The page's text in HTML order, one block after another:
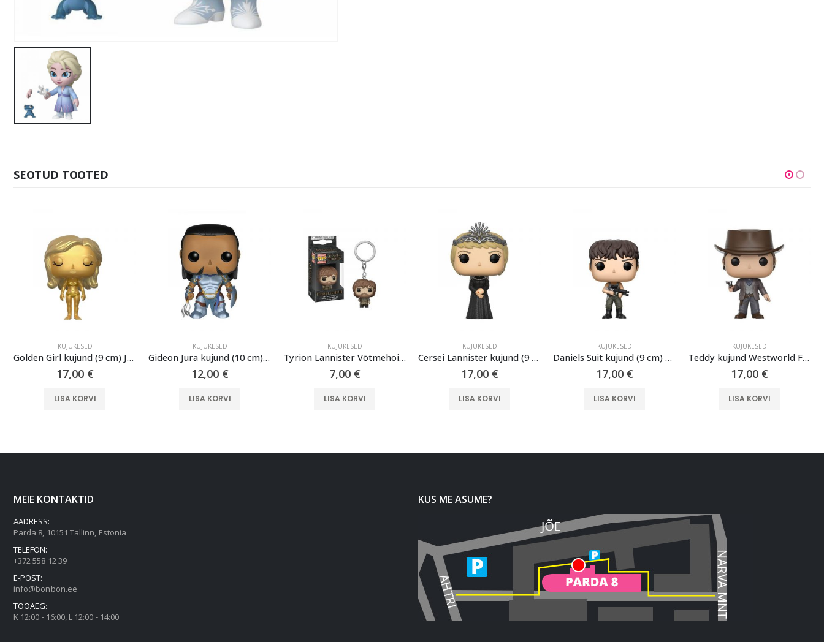
SEOTUD TOOTED
KUJUKESED
Golden Girl kujund (9 cm) James Bond Funko POP!
17,00 €
LISA KORVI
KUJUKESED
Gideon Jura kujund (10 cm) Magic the Gathering Funko POP!
12,00 €
LISA KORVI
KUJUKESED
Tyrion Lannister Võtmehoidja (4 cm) The Game of Thrones Funko POP!
7,00 €
LISA KORVI
KUJUKESED
Cersei Lannister kujund (9 cm) from Game of Thrones by Funko POP!
17,00 €
LISA KORVI
KUJUKESED
Daniels Suit kujund (9 cm) Alien Covenant Funko POP!
17,00 €
LISA KORVI
KUJUKESED
Teddy kujund Westworld Funko POP!
17,00 €
LISA KORVI
MEIE KONTAKTID
AADRESS:
Parda 8, 10151 Tallinn, Estonia
TELEFON:
+372 558 12 39
E-POST:
info@bonbon.ee
TÖÖAEG:
K 12:00 - 16:00, L 12:00 - 14:00
KUS ME ASUME?